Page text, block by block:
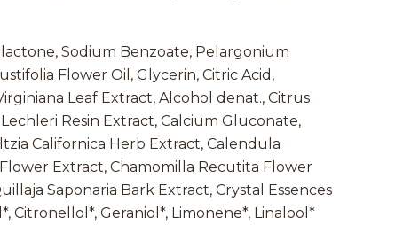
Sodium Benzoate, Pelargonium
Flower Oil, Glycerin, Citric Acid,
Leaf Extract, Alcohol denat., Citrus
Resin Extract, Calcium Gluconate,
Californica Herb Extract, Calendula
Extract, Chamomilla Recutita Flower
Saponaria Bark Extract, Crystal Essences
Citronellol*, Geraniol*, Limonene*, Linalool*